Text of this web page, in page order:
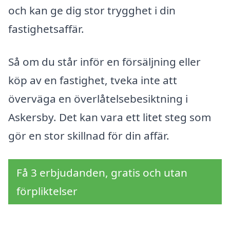
och kan ge dig stor trygghet i din
fastighetsaffär.
Så om du står inför en försäljning eller
köp av en fastighet, tveka inte att
överväga en överlåtelsebesiktning i
Askersby. Det kan vara ett litet steg som
gör en stor skillnad för din affär.
Få 3 erbjudanden, gratis och utan
förpliktelser